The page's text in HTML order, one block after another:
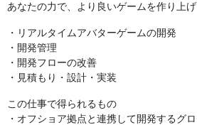
あなたの力で、より良いゲームを作り上げ
・リアルタイムアバターゲームの開発
・開発管理
・開発フローの改善
・見積もり・設計・実装
この仕事で得られるもの
・オフショア拠点と連携して開発するグ